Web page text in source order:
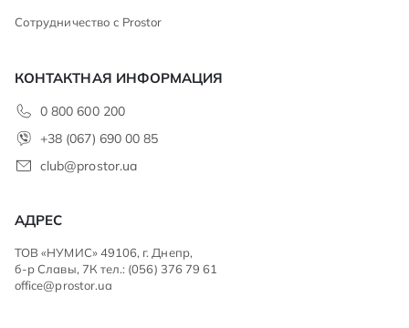
Сотрудничество с Prostor
КОНТАКТНАЯ ИНФОРМАЦИЯ
0 800 600 200
+38 (067) 690 00 85
club@prostor.ua
АДРЕС
ТОВ «НУМИС» 49106, г. Днепр,
б-р Славы, 7К тел.: (056) 376 79 61
office@prostor.ua